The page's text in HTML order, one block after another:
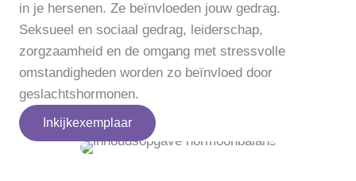
in je hersenen. Ze beïnvloeden jouw gedrag.
Seksueel en sociaal gedrag, leiderschap,
zorgzaamheid en de omgang met stressvolle
omstandigheden worden zo beïnvloed door
geslachtshormonen.
Inkijkexemplaar